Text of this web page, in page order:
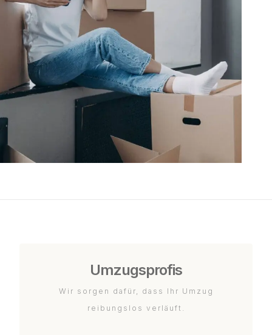
Umzugsprofis
Wir sorgen dafür, dass Ihr Umzug
reibungslos verläuft.